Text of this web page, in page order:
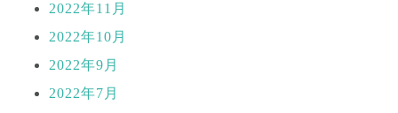
2022年11月
2022年10月
2022年9月
2022年7月